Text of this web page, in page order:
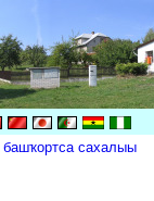
башҡортса сахалыы